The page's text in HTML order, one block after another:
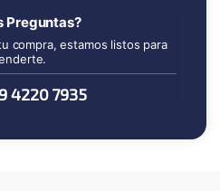
Preguntas?
compra, estamos listos para
4220 7935